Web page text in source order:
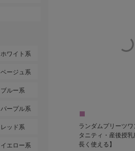
ホワイト系
ベージュ系
ブルー系
パープル系
レッド系
イエロー系
ランダムプリーツ
タニティ・産後授
長く使える】